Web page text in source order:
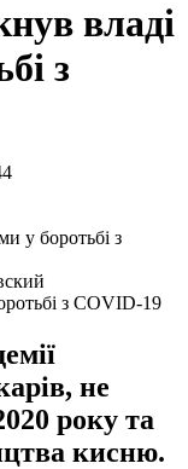
владі
з
з COVID-19
не
року та
кисню.